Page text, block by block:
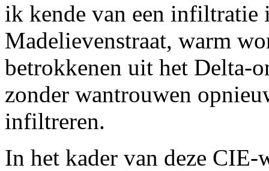
ik kende van een infiltratie
Madelievenstraat, warm
betrokkenen uit het Delta-
zonder wantrouwen
infiltreren.
In het kader van deze